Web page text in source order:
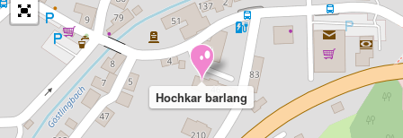
Hochkar barlang